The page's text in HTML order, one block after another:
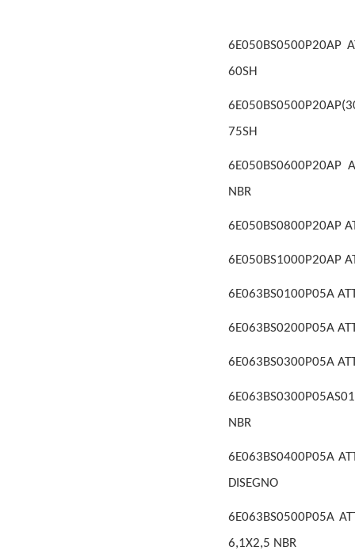
6E050BS0500P20AP
60SH
75SH
6E050BS0600P20AP
NBR
6E050BS0800P20AP
6E050BS1000P20AP
6E063BS0100P05A
6E063BS0200P05A
6E063BS0300P05A
NBR
6E063BS0400P05A
DISEGNO
6E063BS0500P05A
6,1X2,5 NBR